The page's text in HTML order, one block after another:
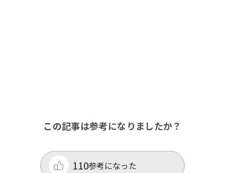
この記事は参考になりましたか？
参考になった
110